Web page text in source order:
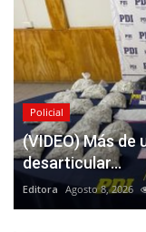
Policial
(VIDEO) Más
desarticular...
Editora Agosto 8, 2026